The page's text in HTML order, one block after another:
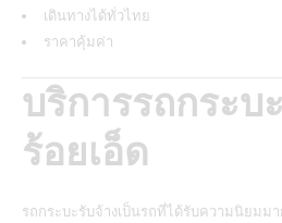
เดินทางได้ทั่วไทย
ราคาคุ้มค่า
บริการรถกระบ
ร้อยเอ็ด
รถกระบะรับจ้างเป็นรถที่ได้รับความนิยมม